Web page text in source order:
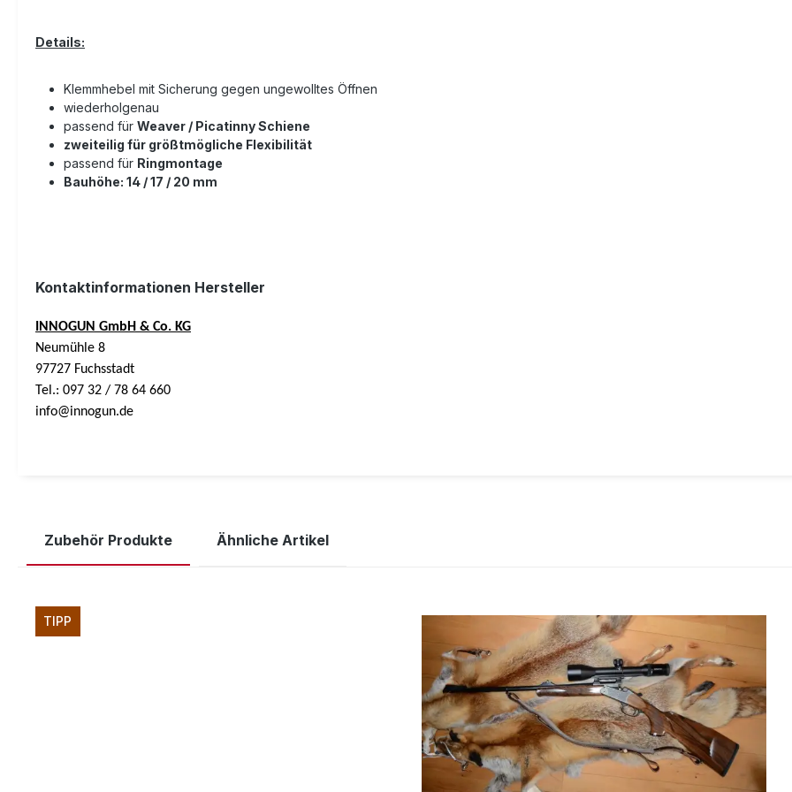
Details:
Klemmhebel mit Sicherung gegen ungewolltes Öffnen
wiederholgenau
passend für Weaver / Picatinny Schiene
zweiteilig für größtmögliche Flexibilität
passend für Ringmontage
Bauhöhe: 14 / 17 / 20 mm
Kontaktinformationen Hersteller
INNOGUN GmbH & Co. KG
Neumühle 8
97727 Fuchsstadt
Tel.: 097 32 / 78 64 660
info@innogun.de
Zubehör Produkte Ähnliche Artikel
TIPP